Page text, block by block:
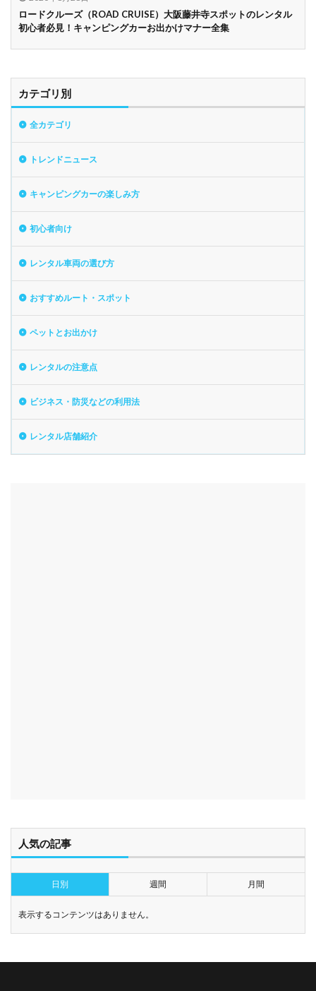
ロードクルーズ（ROAD CRUISE）大阪藤井寺スポットのレンタル
初心者必見！キャンピングカーお出かけマナー全集
カテゴリ別
全カテゴリ
トレンドニュース
キャンピングカーの楽しみ方
初心者向け
レンタル車両の選び方
おすすめルート・スポット
ペットとお出かけ
レンタルの注意点
ビジネス・防災などの利用法
レンタル店舗紹介
人気の記事
日別 週間 月間
表示するコンテンツはありません。